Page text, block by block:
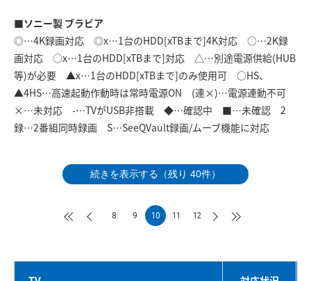
■ソニー製 ブラビア
◎…4K録画対応 ◎x…1台のHDD[xTBまで]4K対応 ○…2K録
画対応 ○x…1台のHDD[xTBまで]対応 △…別途電源供給(HUB
等)が必要 ▲x…1台のHDD[xTBまで]のみ使用可 ○HS、
▲4HS…高速起動作動時は常時電源ON (連×)…電源連動不可
×…未対応 -…TVがUSB非搭載 ◆…確認中 ■…未確認 2
録…2番組同時録画 S…SeeQVault録画/ムーブ機能に対応
続きを表示する（残り 40件）
8 9 10 11 12